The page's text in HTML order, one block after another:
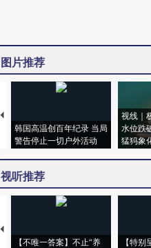
图片推荐
韩国高温创百年纪录 当局
警告停止一切户外活动
视线｜
水位跌
猛犸象
视听推荐
【不唯一答案】不止“养 【特